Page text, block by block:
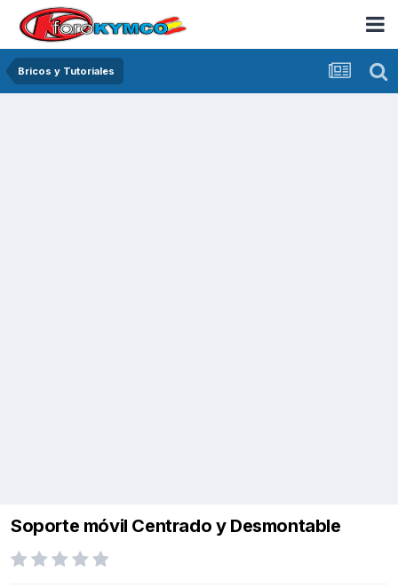
Bricos y Tutoriales
Soporte móvil Centrado y Desmontable